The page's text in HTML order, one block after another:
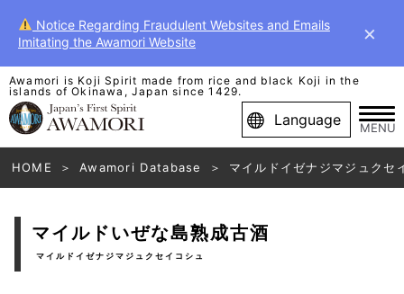
Notice Regarding Fraudulent Websites and Emails
Imitating the Awamori Website
×
Awamori is Koji Spirit made from rice and black Koji in the
islands of Okinawa, Japan since 1429.
Language MENU
HOME Awamori Database マイルドイゼナジマジュクセ
マイルドいぜな島熟成古酒
マイルドイゼナジマジュクセイコシュ